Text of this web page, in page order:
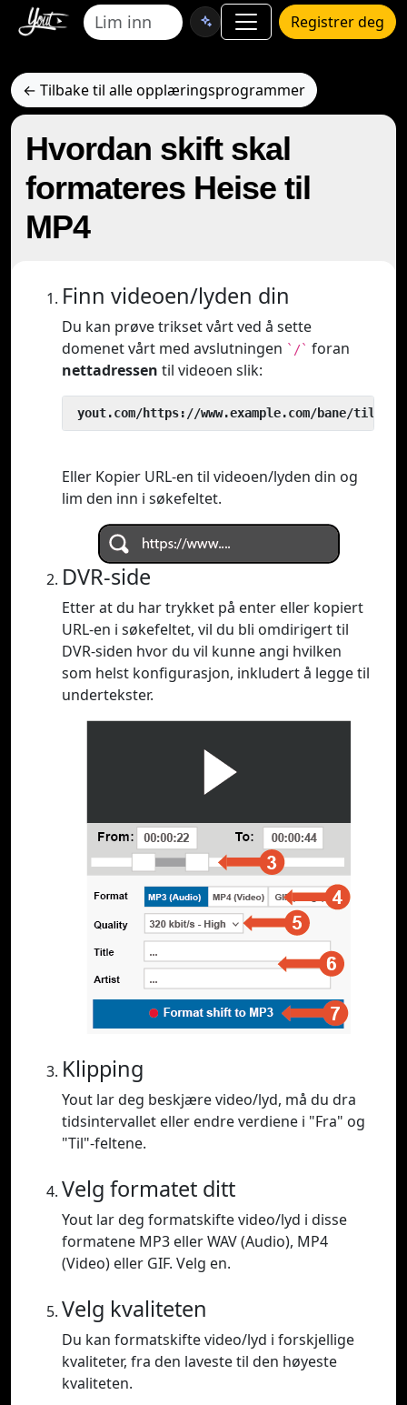
Registrer deg
← Tilbake til alle opplæringsprogrammer
Hvordan skift skal
formateres Heise til
MP4
Finn videoen/lyden din
Du kan prøve trikset vårt ved å sette
domenet vårt med avslutningen `/` foran
nettadressen til videoen slik:
yout.com/https://www.example.com/bane/til/
Eller Kopier URL-en til videoen/lyden din og
lim den inn i søkefeltet.
DVR-side
Etter at du har trykket på enter eller kopiert
URL-en i søkefeltet, vil du bli omdirigert til
DVR-siden hvor du vil kunne angi hvilken
som helst konfigurasjon, inkludert å legge til
undertekster.
Klipping
Yout lar deg beskjære video/lyd, må du dra
tidsintervallet eller endre verdiene i "Fra" og
"Til"-feltene.
Velg formatet ditt
Yout lar deg formatskifte video/lyd i disse
formatene MP3 eller WAV (Audio), MP4
(Video) eller GIF. Velg en.
Velg kvaliteten
Du kan formatskifte video/lyd i forskjellige
kvaliteter, fra den laveste til den høyeste
kvaliteten.